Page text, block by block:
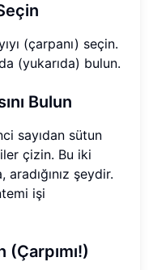
(çarpanı) seçin.
(yukarıda) bulun.
Bulun
sayıdan sütun
çizin. Bu iki
şeydir.
işi
(Çarpımı!)